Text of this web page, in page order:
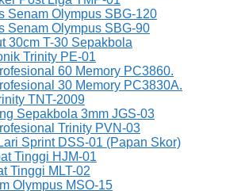
Senam Olympus SBG-120
Senam Olympus SBG-90
30cm T-30 Sepakbola
Trinity PE-01
60 Memory PC3860.
30 Memory PC3830A.
TNT-2009
Sepakbola 3mm JGS-03
Trinity PVN-03
Sprint DSS-01 (Papan Skor)
Tinggi HJM-01
Tinggi MLT-02
Olympus MSO-15